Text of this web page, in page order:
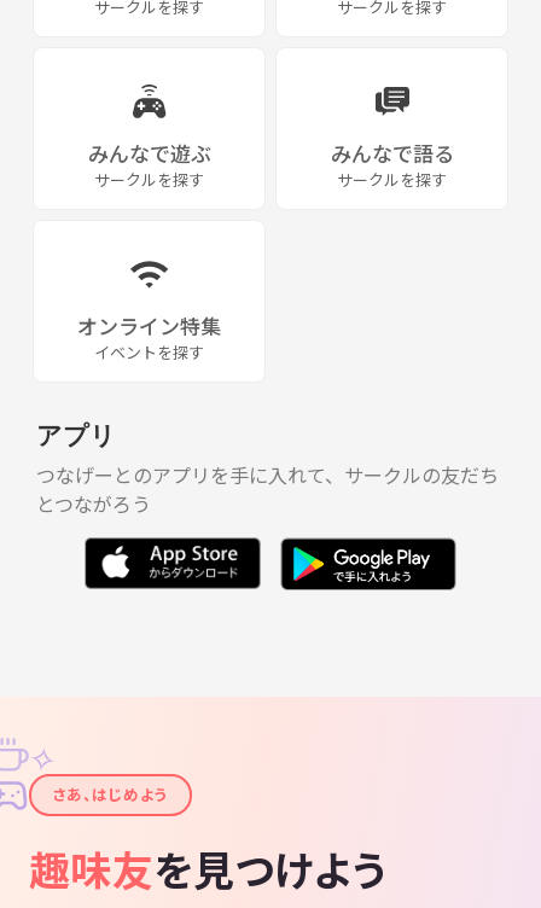
サークルを探す サークルを探す
みんなで遊ぶ
サークルを探す
みんなで語る
サークルを探す
オンライン特集
イベントを探す
アプリ
つなげーとのアプリを手に入れて、サークルの友だち
とつながろう
✦
✧
さあ、はじめよう
趣味友を見つけよう